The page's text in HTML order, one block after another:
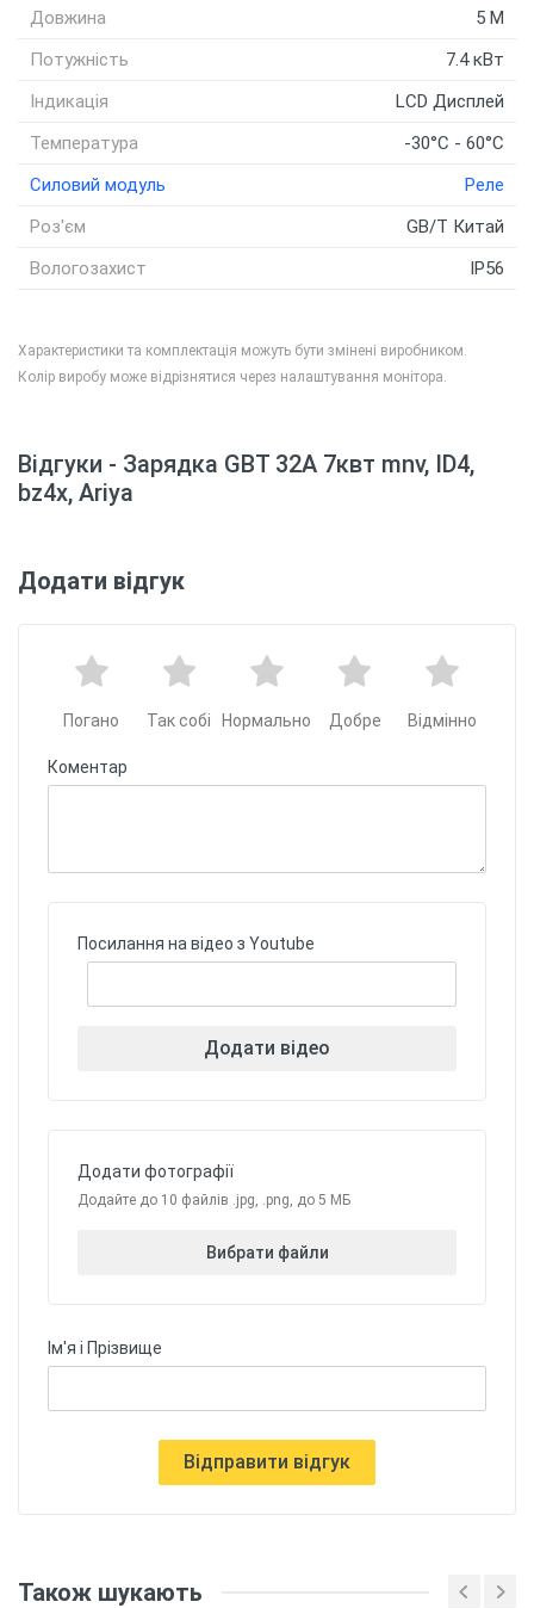
Довжина
5 M
Потужність
7.4 кВт
Індикація
LCD Дисплей
Температура
-30°C - 60°C
Силовий модуль
Реле
Роз'єм
GB/T Китай
Вологозахист
IP56
Характеристики та комплектація можуть бути змінені виробником.
Колір виробу може відрізнятися через налаштування монітора.
Відгуки - Зарядка GBT 32A 7квт mnv, ID4,
bz4x, Ariya
Додати відгук
Погано Так собі Нормально Добре Відмінно
Коментар
Посилання на відео з Youtube
Додати відео
Додати фотографії
Додайте до 10 файлів .jpg, .png, до 5 МБ
Вибрати файли
Ім'я і Прізвище
Відправити відгук
Також шукають